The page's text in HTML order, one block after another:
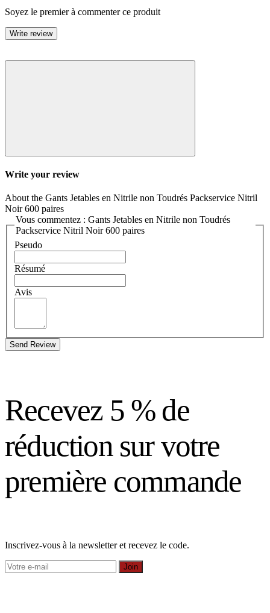
Soyez le premier à commenter ce produit
Write review
Write your review
About the Gants Jetables en Nitrile non Toudrés Packservice Nitril
Noir 600 paires
Vous commentez : Gants Jetables en Nitrile non Toudrés
Packservice Nitril Noir 600 paires
Pseudo
Résumé
Avis
Send Review
Recevez 5 % de
réduction sur votre
première commande
Inscrivez-vous à la newsletter et recevez le code.
Join